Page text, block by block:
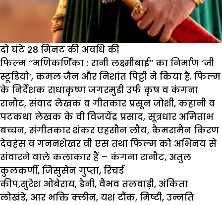
दो घंटे 28 मिनट की अवधि की
फिल्म ‘‘मणिकर्णिका : रानी लक्ष्मीबाई’’ का निर्माण ‘जी
स्टूडियो’, कमल जैन और निशांत पिट्टी ने किया है. फिल्म
के निर्देशक राधाकृष्ण जगरमुडी उर्फ कृष व कंगना
रानौट, संवाद लेखक व गीतकार प्रसून जोशी, कहानी व
पटकथा लेखक के वी विजयेंद्र प्रसाद, सूत्रधार अमिताभ
बच्चन, संगीतकार शंकर एहसौन लौय, कैमरामैन किरण
देवहंस व गननशेखर वी एस तथा फिल्म को अभिनय से
संवारने वाले कलाकार हैं – कंगना रानौट, अतुल
कुलकर्णी, जिसुसेन गुप्ता, रिचर्ड
कीप,सुरेश ओबेराय, डैनी, वैभव तलवाड़ी, अंकिता
लोखंडे, आर भक्ति क्लीन, यश टौंक, मिष्टी, उन्नति